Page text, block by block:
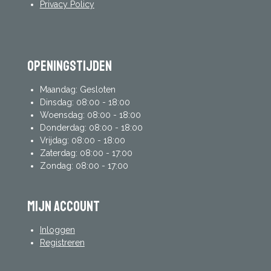
Privacy Policy
Openingstijden
Maandag: Gesloten
Dinsdag: 08:00 - 18:00
Woensdag: 08:00 - 18:00
Donderdag: 08:00 - 18:00
Vrijdag: 08:00 - 18:00
Zaterdag: 08:00 - 17:00
Zondag: 08:00 - 17:00
mijn account
Inloggen
Registreren